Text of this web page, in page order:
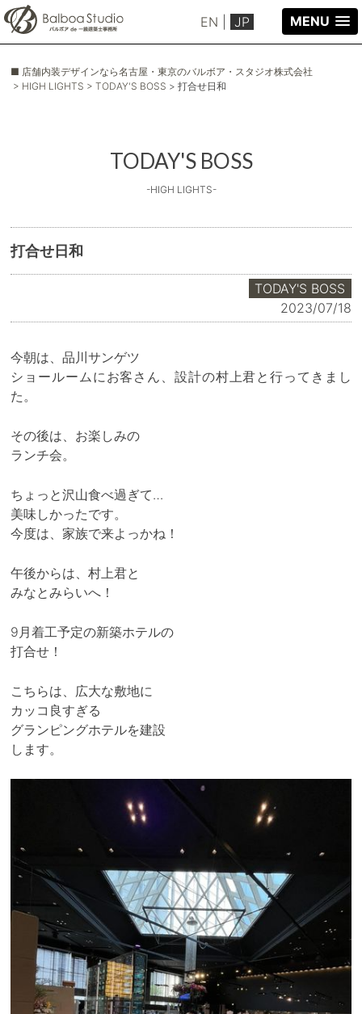
EN JP MENU
■ 店舗内装デザインなら名古屋・東京のバルボア・スタジオ株式会社
> HIGH LIGHTS > TODAY'S BOSS > 打合せ日和
TODAY'S BOSS
-HIGH LIGHTS-
打合せ日和
TODAY'S BOSS
2023/07/18
今朝は、品川サンゲツ
ショールームにお客さん、設計の村上君と行ってきまし
た。
その後は、お楽しみの
ランチ会。
ちょっと沢山食べ過ぎて…
美味しかったです。
今度は、家族で来よっかね！
午後からは、村上君と
みなとみらいへ！
9月着工予定の新築ホテルの
打合せ！
こちらは、広大な敷地に
カッコ良すぎる
グランピングホテルを建設
します。